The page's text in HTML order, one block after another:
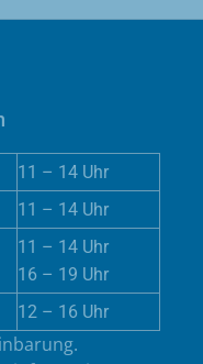
11 – 14 Uhr
11 – 14 Uhr
11 – 14 Uhr
16 – 19 Uhr
12 – 16 Uhr